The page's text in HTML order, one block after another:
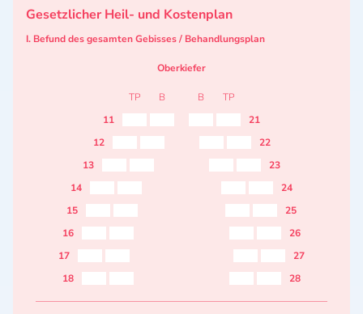
Gesetzlicher Heil- und Kostenplan
I. Befund des gesamten Gebisses / Behandlungsplan
Oberkiefer
TP B B
TP
11
21
12
22
13
23
14
24
15
25
16
26
17
27
18
28